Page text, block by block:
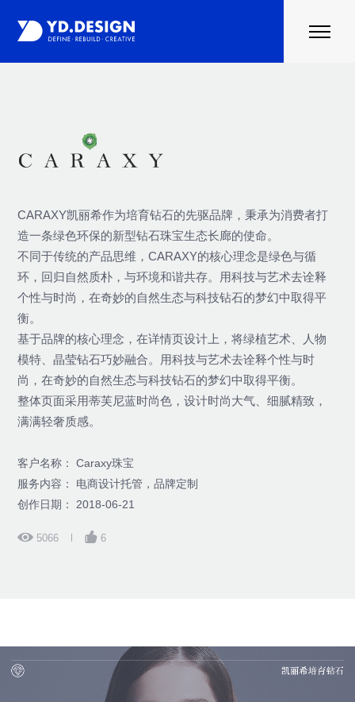
联系我们
CARAXY凯丽希作为培育钻石的先驱品牌，秉承为消费者打
造一条绿色环保的新型钻石珠宝生态长廊的使命。
不同于传统的产品思维，CARAXY的核心理念是绿色与循
环，回归自然质朴，与环境和谐共存。用科技与艺术去诠释
个性与时尚，在奇妙的自然生态与科技钻石的梦幻中取得平
衡。
基于品牌的核心理念，在详情页设计上，将绿植艺术、人物
模特、晶莹钻石巧妙融合。用科技与艺术去诠释个性与时
尚，在奇妙的自然生态与科技钻石的梦幻中取得平衡。
整体页面采用蒂芙尼蓝时尚色，设计时尚大气、细腻精致，
满满轻奢质感。
客户名称： Caraxy珠宝
服务内容： 电商设计托管，品牌定制
创作日期： 2018-06-21
5066 6